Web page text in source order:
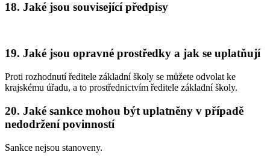
18. Jaké jsou související předpisy
19. Jaké jsou opravné prostředky a jak se uplatňují
Proti rozhodnutí ředitele základní školy se můžete odvolat ke
krajskému úřadu, a to prostřednictvím ředitele základní školy.
20. Jaké sankce mohou být uplatněny v případě
nedodržení povinností
Sankce nejsou stanoveny.